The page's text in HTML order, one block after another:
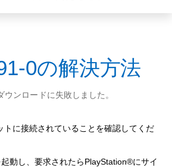
0の解決方法
ンロードに失敗しました。
トに接続されていることを確認してくだ
動し、要求されたらPlayStation®にサイ